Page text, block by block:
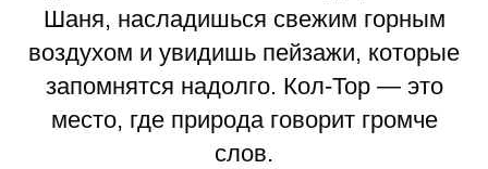
Шаня, насладишься свежим горным
воздухом и увидишь пейзажи, которые
запомнятся надолго. Кол-Тор — это
место, где природа говорит громче
слов.